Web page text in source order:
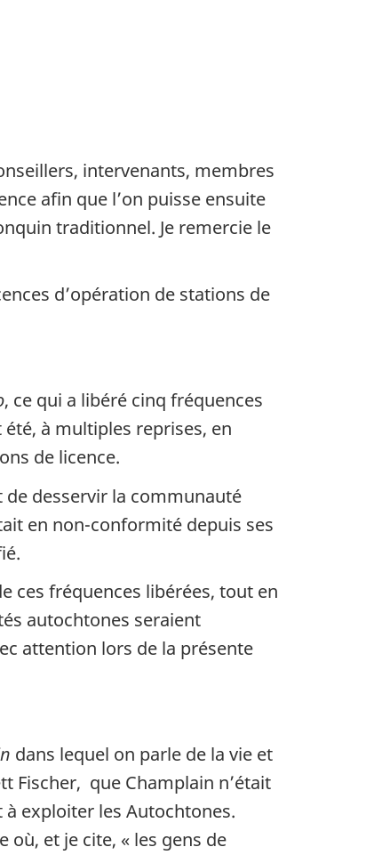
intervenants, membres
afin que l’on puisse ensuite
traditionnel. Je remercie le
d’opération de stations de
, ce qui a libéré cinq fréquences
à multiples reprises, en
de licence.
de desservir la communauté
en non-conformité depuis ses
ces fréquences libérées, tout en
autochtones seraient
attention lors de la présente
dans lequel on parle de la vie et
Fischer, que Champlain n’était
exploiter les Autochtones.
et je cite, « les gens de